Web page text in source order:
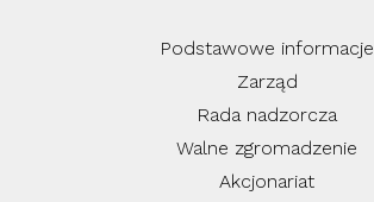
Podstawowe informacje
Zarząd
Rada nadzorcza
Walne zgromadzenie
Akcjonariat